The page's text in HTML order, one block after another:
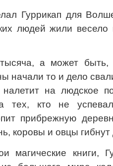
Гуррикап для
людей жили
а может
начали то и дело
на людское
тех, кто не
прибрежную
коровы и овцы гибнут
магические книги,